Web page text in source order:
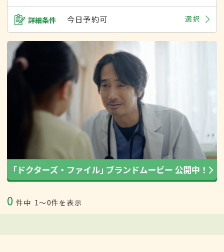
詳細条件 今日予約可 選択
0 件中 1〜0件を表示